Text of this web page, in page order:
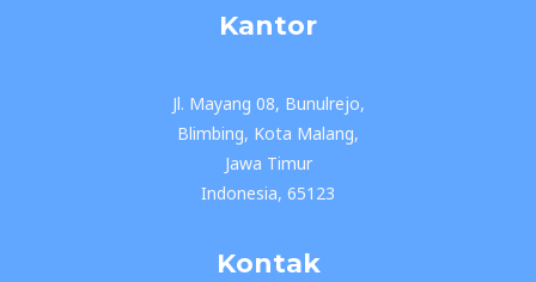
Kantor
Jl. Mayang 08, Bunulrejo,
Blimbing, Kota Malang,
Jawa Timur
Indonesia, 65123
Kontak